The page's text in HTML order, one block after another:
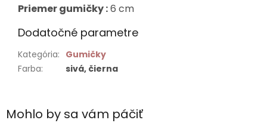
Mohlo by sa vám páčiť
Priemer gumičky :6 cm
Dodatočné parametre
Kategória: Gumičky
Farba: sivá, čierna